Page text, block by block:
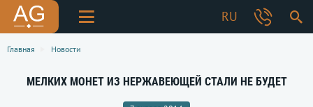
RU
Главная Новости
МЕЛКИХ МОНЕТ ИЗ НЕРЖАВЕЮЩЕЙ СТАЛИ НЕ БУДЕТ